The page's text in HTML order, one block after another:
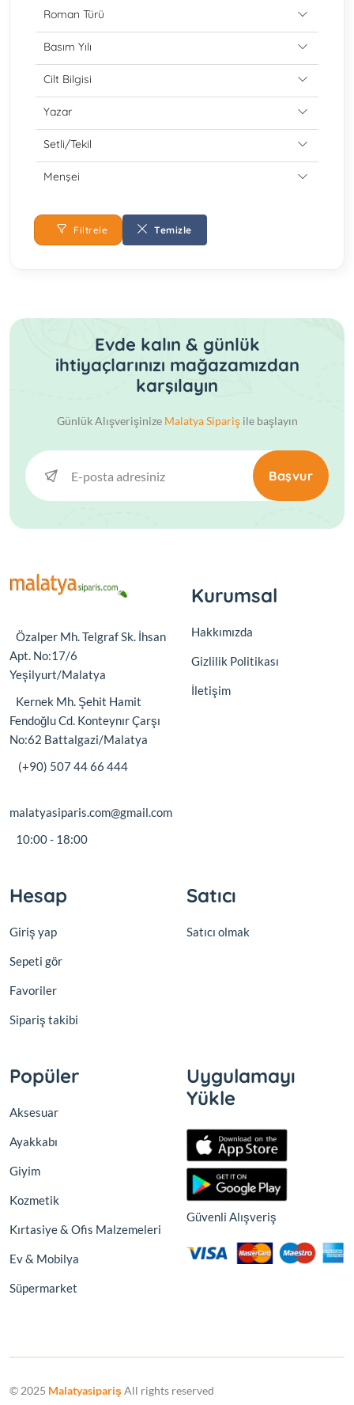
Roman Türü
Basım Yılı
Cilt Bilgisi
Yazar
Setli/Tekil
Menşei
Filtrele Temizle
Evde kalın & günlük
ihtiyaçlarınızı mağazamızdan
karşılayın
Günlük Alışverişinize Malatya Siparişile başlayın
Başvur
Özalper Mh. Telgraf Sk. İhsan
Apt. No:17/6
Yeşilyurt/Malatya
Kernek Mh. Şehit Hamit
Fendoğlu Cd. Konteynır Çarşı
No:62 Battalgazi/Malatya
(+90) 507 44 66 444
malatyasiparis.com@gmail.com
10:00 - 18:00
Kurumsal
Hakkımızda
Gizlilik Politikası
İletişim
Hesap
Giriş yap
Sepeti gör
Favoriler
Sipariş takibi
Satıcı
Satıcı olmak
Popüler
Aksesuar
Ayakkabı
Giyim
Kozmetik
Kırtasiye & Ofis Malzemeleri
Ev & Mobilya
Süpermarket
Uygulamayı
Yükle
Güvenli Alışveriş
© 2025 MalatyasiparişAll rights reserved